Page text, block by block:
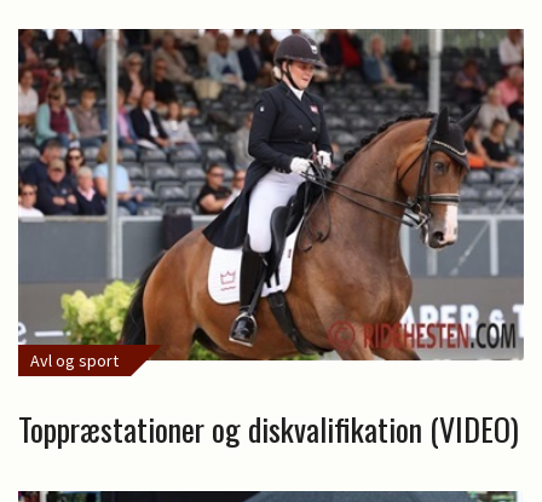
Avl og sport
Toppræstationer og diskvalifikation (VIDEO)